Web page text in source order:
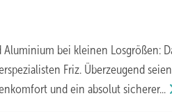
bei kleinen Losgrößen:
Friz. Überzeugend seien
und ein absolutsicherer...